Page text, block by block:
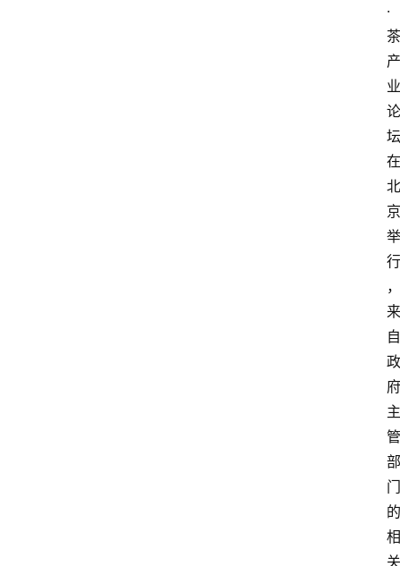
·
茶
产
业
论
坛
在
北
京
举
行
，
来
自
政
府
主
管
部
门
的
相
关